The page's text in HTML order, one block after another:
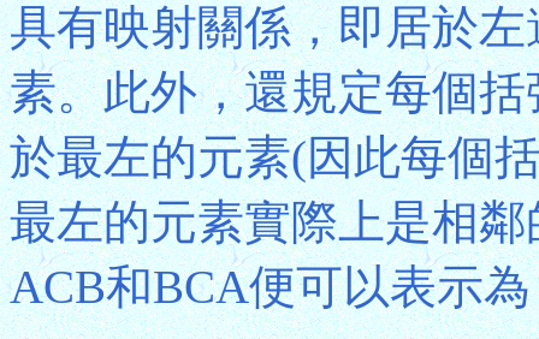
具有映射關係，即居於
素。此外，還規定每個
於最左的元素(因此每個
最左的元素實際上是相
ACB和BCA便可以表示為